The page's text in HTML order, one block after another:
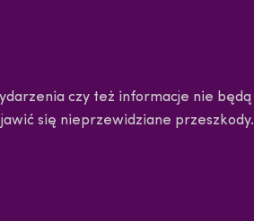
czy też informacje nie będą
się nieprzewidziane przeszkody.